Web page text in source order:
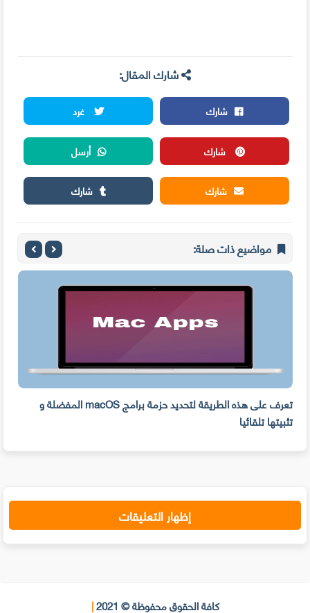
شارك المقال:
شارك
غرد
شارك
أرسل
شارك
شارك
مواضيع ذات صلة:
تعرف على هذه الطريقة لتحديد حزمة برامج macOS المفضلة و
تثبيتها تلقائيا
إظهار التعليقات
كافة الحقوق محفوظة © 2021 |